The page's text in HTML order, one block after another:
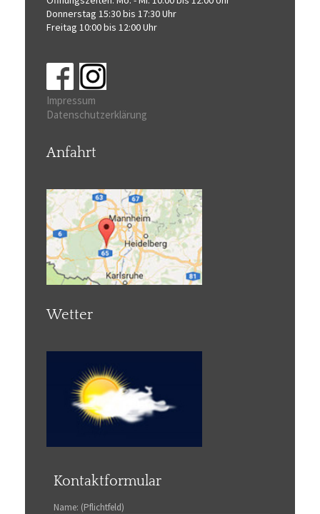
Donnerstag 15:30 bis 17:30 Uhr
Freitag 10:00 bis 12:00 Uhr
Impressum
Datenschutzerklärung
Anfahrt
Wetter
Kontaktformular
Name: (Pflichtfeld)